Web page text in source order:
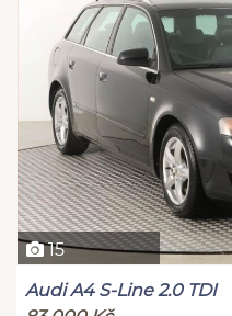
15
Audi A4 S-Line 2.0 TDI